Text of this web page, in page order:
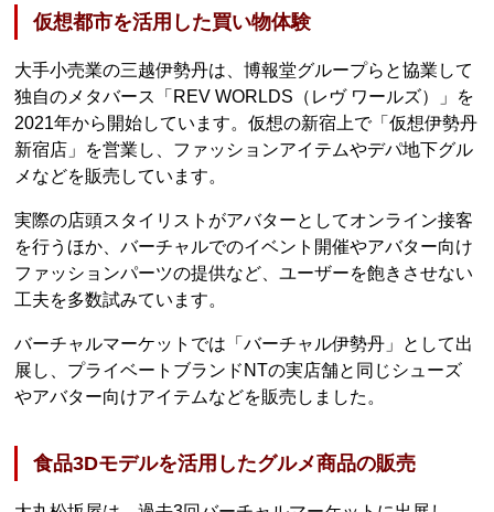
仮想都市を活用した買い物体験
大手小売業の三越伊勢丹は、博報堂グループらと協業して
独自のメタバース「REV WORLDS（レヴ ワールズ）」を
2021年から開始しています。仮想の新宿上で「仮想伊勢丹
新宿店」を営業し、ファッションアイテムやデパ地下グル
メなどを販売しています。
実際の店頭スタイリストがアバターとしてオンライン接客
を行うほか、バーチャルでのイベント開催やアバター向け
ファッションパーツの提供など、ユーザーを飽きさせない
工夫を多数試みています。
バーチャルマーケットでは「バーチャル伊勢丹」として出
展し、プライベートブランドNTの実店舗と同じシューズ
やアバター向けアイテムなどを販売しました。
食品3Dモデルを活用したグルメ商品の販売